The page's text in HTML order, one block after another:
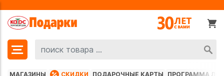
МАГАЗИНЫ СКИДКИ ПОДАРОЧНЫЕ КАРТЫ ПРОГРАММА